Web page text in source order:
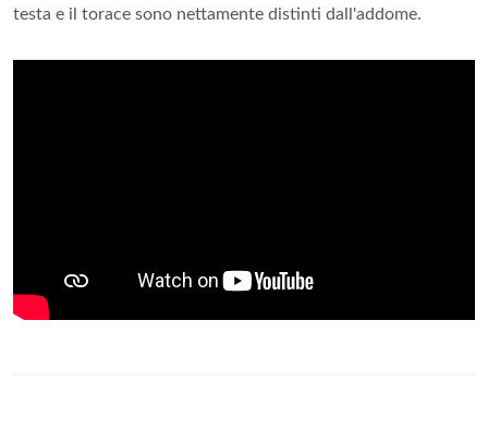
testa e il torace sono nettamente distinti dall'addome.